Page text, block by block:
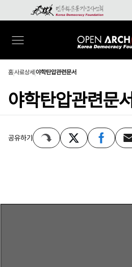
홈사료상세 야학탄압관련문서
야학탄압관련문서
공유하기